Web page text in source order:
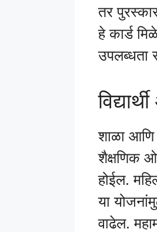
तर
हे कार्ड
उपलब्धता
शाळा आणि
शैक्षणिक
होईल.
या
वाढेल.